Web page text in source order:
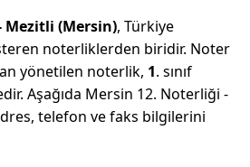
Mezitli (Mersin), Türkiye
noterliklerden biridir. Noter
yönetilen noterlik, 1. sınıf
Aşağıda Mersin 12. Noterliği -
telefon ve faks bilgilerini